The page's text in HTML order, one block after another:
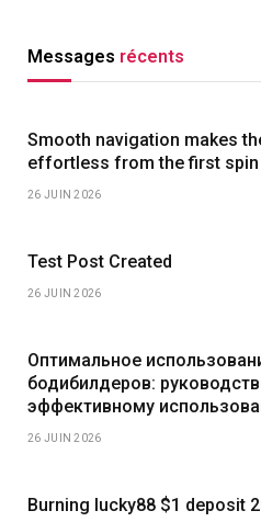
Messages récents
Smooth navigation makes
effortless from the first spin
26 JUIN 2026
Test Post Created
26 JUIN 2026
Оптимальное
бодибилдеров:
эффективному
26 JUIN 2026
Burning lucky88 $1 deposit